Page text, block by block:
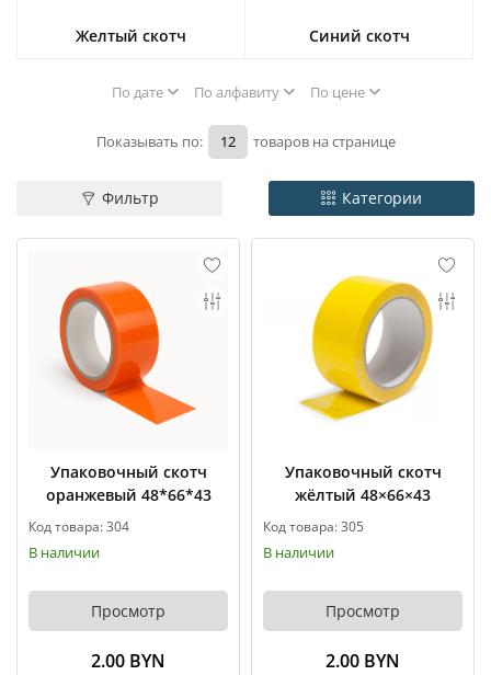
Желтый скотч Синий скотч
По дате По алфавиту По цене
Показывать по: товаров на странице
Фильтр Категории
Упаковочный скотч
оранжевый 48*66*43
Код товара: 304
В наличии
Просмотр
2.00 BYN
Упаковочный скотч
жёлтый 48×66×43
Код товара: 305
В наличии
Просмотр
2.00 BYN